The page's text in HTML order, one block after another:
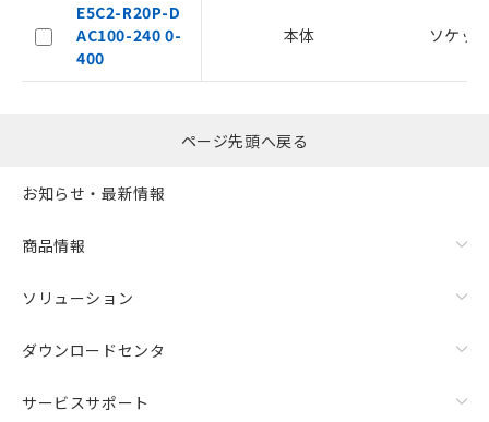
E5C2-R20P-D
AC100-240 0-
400
本体 ソケッ
ページ先頭へ戻る
お知らせ・最新情報
商品情報
ソリューション
ダウンロードセンタ
サービスサポート